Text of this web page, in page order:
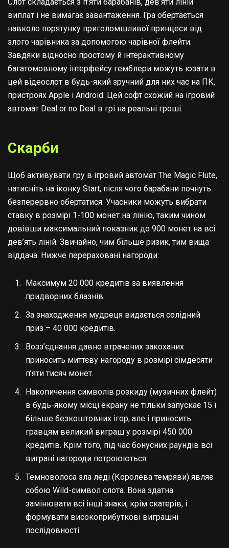
Слот складається з п’яти барабанів, дев’яти ліній
виплат і не вимагає завантаження. Гра обертається
навколо порятунку приголомшливої принцеси від
злого чарівника за допомогою чарівної флейти.
Завдяки відносно простому й інтерактивному
багатомовному інтерфейсу гемблери можуть юзати в
цей відеослот в будь-який зручний для них час на ПК,
пристроях Apple і Android. Цей софт схожий на ігровий
автомат Deal or no Deal в грі на реальні гроші.
Скарби
Щоб активувати гру в ігровий автомат The Magic Flute,
натисніть на іконку Start, після чого барабани почнуть
безперервно обертатися. Учасники можуть вибрати
ставку в розмірі 1-100 монет на лінію, таким чином
довівши максимальний показник до 900 монет на всі
дев’ять ліній. Звичайно, чим більше ризик, тим вища
віддача. Нижче перераховані нагороди:
Максимум 20 000 кредитів за виявлення
придворних блазнів.
За знаходження мудреця видається солідний
приз – 40 000 кредитів.
Возз’єднання давно втрачених закоханих
приносить миттєву нагороду в розмірі сімдесяти
п’яти тисяч монет.
Накопичення символів розкиду (музичних флейт)
в будь-якому місці екрану не тільки запускає 15 і
більше безкоштовних ігор, але і приносить
гравцям великий виграш у розмірі 450 000
кредитів. Крім того, під час бонусних раундів всі
виграні нагороди потроюються.
Темноволоса зла леді (Королева темряви) являє
собою Wild-символ слота. Вона здатна
замінювати всі інші знаки, крім скатерів, і
формувати високоприбуткові виграшні
послідовності.